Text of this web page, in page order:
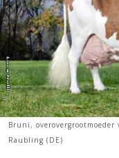
Bruni,
Raubling (DE)